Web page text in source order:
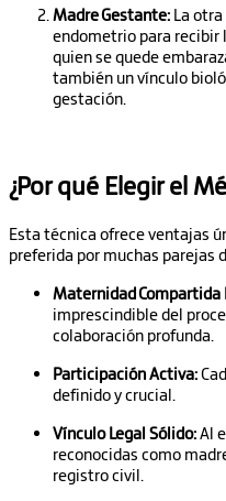
Madre Gestante: La
endometrio para recibir
quien se quede
también un vínculo
gestación.
¿Por qué Elegir el
Esta técnica ofrece ventajas
preferida por muchas parejas
Maternidad
imprescindible del
colaboración profunda.
Participación Activa:
definido y crucial.
Vínculo Legal Sólido:Al
reconocidas como
registro civil.